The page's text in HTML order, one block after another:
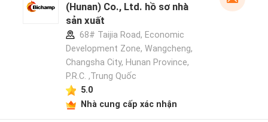
(Hunan) Co., Ltd. hồ sơ nhà
sản xuất
68# Taijia Road, Economic
Development Zone, Wangcheng,
Changsha City, Hunan Province,
P.R.C. ,Trung Quốc
5.0
Nhà cung cấp xác nhận